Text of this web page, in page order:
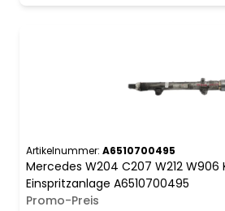
Artikelnummer: A6510700495
Mercedes W204 C207 W212
Einspritzanlage A6510700495
Promo-Preis